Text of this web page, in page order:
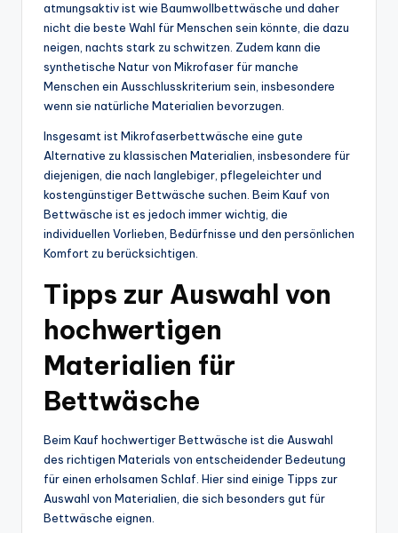
atmungsaktiv ist wie Baumwollbettwäsche und daher
nicht die beste Wahl für Menschen sein könnte, die dazu
neigen, nachts stark zu schwitzen. Zudem kann die
synthetische Natur von Mikrofaser für manche
Menschen ein Ausschlusskriterium sein, insbesondere
wenn sie natürliche Materialien bevorzugen.
Insgesamt ist Mikrofaserbettwäsche eine gute
Alternative zu klassischen Materialien, insbesondere für
diejenigen, die nach langlebiger, pflegeleichter und
kostengünstiger Bettwäsche suchen. Beim Kauf von
Bettwäsche ist es jedoch immer wichtig, die
individuellen Vorlieben, Bedürfnisse und den persönlichen
Komfort zu berücksichtigen.
Tipps zur Auswahl von
hochwertigen
Materialien für
Bettwäsche
Beim Kauf hochwertiger Bettwäsche ist die Auswahl
des richtigen Materials von entscheidender Bedeutung
für einen erholsamen Schlaf. Hier sind einige Tipps zur
Auswahl von Materialien, die sich besonders gut für
Bettwäsche eignen.